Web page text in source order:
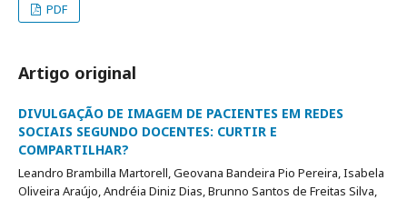
PDF
Artigo original
DIVULGAÇÃO DE IMAGEM DE PACIENTES EM REDES
SOCIAIS SEGUNDO DOCENTES: CURTIR E
COMPARTILHAR?
Leandro Brambilla Martorell, Geovana Bandeira Pio Pereira, Isabela
Oliveira Araújo, Andréia Diniz Dias, Brunno Santos de Freitas Silva,